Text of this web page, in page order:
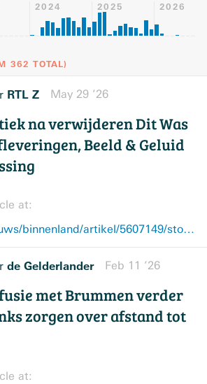
2024 2025 2026
362 TOTAL)
RTL Z May 29 ’26
na verwijderen Dit Was
Beeld & Geluid
at:
www.rtl.nl/nieuws/binnenland/artikel/5607149/storm-van-kritiek-na-verwijderen-dit-was-het-nieuws-afleveringen
de Gelderlander Feb 11 ’26
met Brummen verder
zorgen over afstand tot
at: